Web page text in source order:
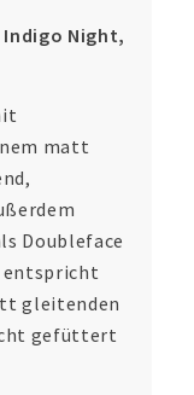
Night,
matt
Doubleface
entspricht
gleitenden
gefüttert